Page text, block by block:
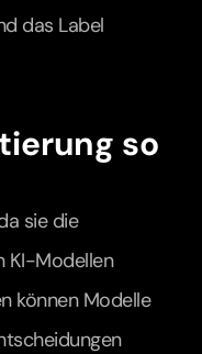
das Label
so
sie die
KI-Modellen
können Modelle